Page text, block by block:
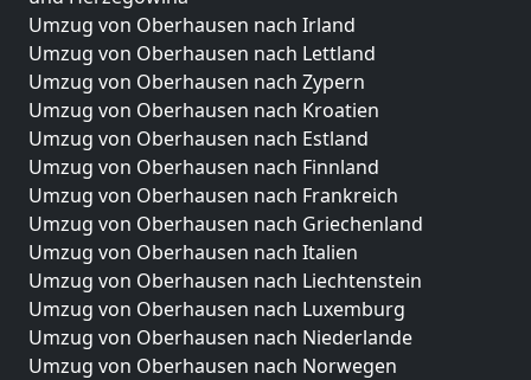
Umzug von Oberhausen nach Irland
Umzug von Oberhausen nach Lettland
Umzug von Oberhausen nach Zypern
Umzug von Oberhausen nach Kroatien
Umzug von Oberhausen nach Estland
Umzug von Oberhausen nach Finnland
Umzug von Oberhausen nach Frankreich
Umzug von Oberhausen nach Griechenland
Umzug von Oberhausen nach Italien
Umzug von Oberhausen nach Liechtenstein
Umzug von Oberhausen nach Luxemburg
Umzug von Oberhausen nach Niederlande
Umzug von Oberhausen nach Norwegen